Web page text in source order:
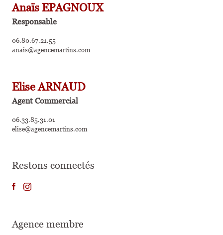
Anaïs EPAGNOUX
Responsable
06.80.67.21.55
anais@agencemartins.com
Elise ARNAUD
Agent Commercial
06.33.85.31.01
elise@agencemartins.com
Restons connectés
Agence membre